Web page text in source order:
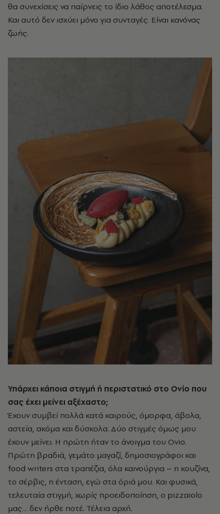
θα συνεχίσεις να παίρνεις το ίδιο λάθος αποτέλεσμα.
Και αυτό δεν ισχύει μόνο για συνταγές. Είναι κανόνας
ζωής.
Υπάρχει κάποια στιγμή ή περιστατικό στο Ovio που
σας έχει μείνει αξέχαστο;
Έχουν συμβεί πολλά κατά καιρούς, όμορφα, άβολα,
αστεία, ακόμα και δύσκολα. Δύο στιγμές όμως μου
έχουν μείνει. Η πρώτη ήταν το άνοιγμα του Ovio.
Πρώτη βραδιά, γεμάτο μαγαζί, δημοσιογράφοι και
food writers στα τραπέζια, όλα καινούργια – η κουζίνα,
το σέρβις, η ένταση, εγώ στα όριά μου. Και φυσικά,
τελευταία στιγμή, χωρίς προειδοποίηση, ο pizzaiolo
μας… δεν ήρθε ποτέ. Τέλεια αρχή.